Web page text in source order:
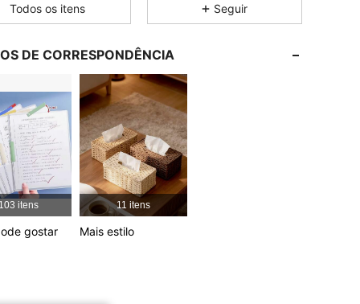
4,90 192 9.3K
4,90 192 9.3K
4,90 192 9.3K
4,90 192
Todos os itens Seguir
DE CORRESPONDÊNCIA
103 itens
gostar
11 itens
Mais estilo